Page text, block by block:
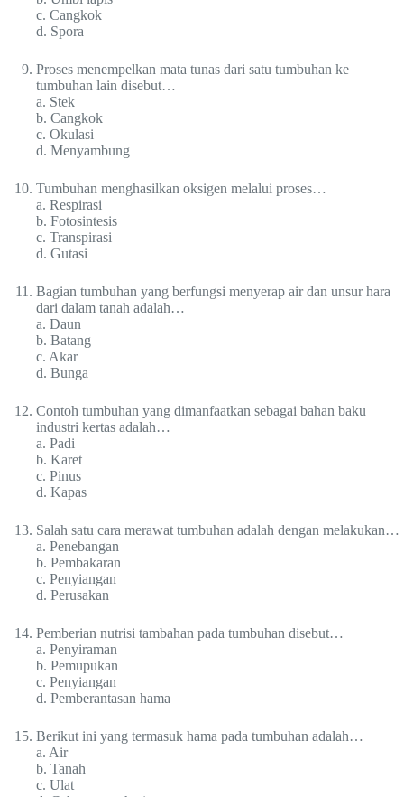
c. Cangkok
d. Spora
Proses menempelkan mata tunas dari satu tumbuhan ke
tumbuhan lain disebut…
a. Stek
b. Cangkok
c. Okulasi
d. Menyambung
Tumbuhan menghasilkan oksigen melalui proses…
a. Respirasi
b. Fotosintesis
c. Transpirasi
d. Gutasi
Bagian tumbuhan yang berfungsi menyerap air dan unsur hara
dari dalam tanah adalah…
a. Daun
b. Batang
c. Akar
d. Bunga
Contoh tumbuhan yang dimanfaatkan sebagai bahan baku
industri kertas adalah…
a. Padi
b. Karet
c. Pinus
d. Kapas
Salah satu cara merawat tumbuhan adalah dengan melakukan…
a. Penebangan
b. Pembakaran
c. Penyiangan
d. Perusakan
Pemberian nutrisi tambahan pada tumbuhan disebut…
a. Penyiraman
b. Pemupukan
c. Penyiangan
d. Pemberantasan hama
Berikut ini yang termasuk hama pada tumbuhan adalah…
a. Air
b. Tanah
c. Ulat